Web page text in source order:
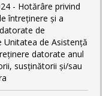
- Hotărâre privind
întreținere și a
de
Unitatea de Asistență
datorate anul
susținătorii și/sau